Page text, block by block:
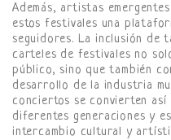
Además, artistas
estos festivales una
seguidores. La inclusión de
carteles de festivales no
público, sino que también
desarrollo de la industria
conciertos se convierten
diferentes generaciones y
intercambio cultural y